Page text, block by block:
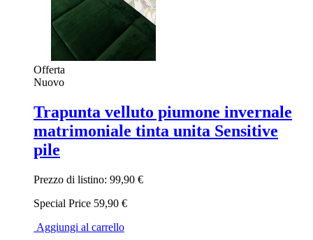
Offerta
Nuovo
Trapunta velluto piumone invernale
matrimoniale tinta unita Sensitive
pile
Prezzo di listino: 99,90 €
Special Price 59,90 €
Aggiungi al carrello